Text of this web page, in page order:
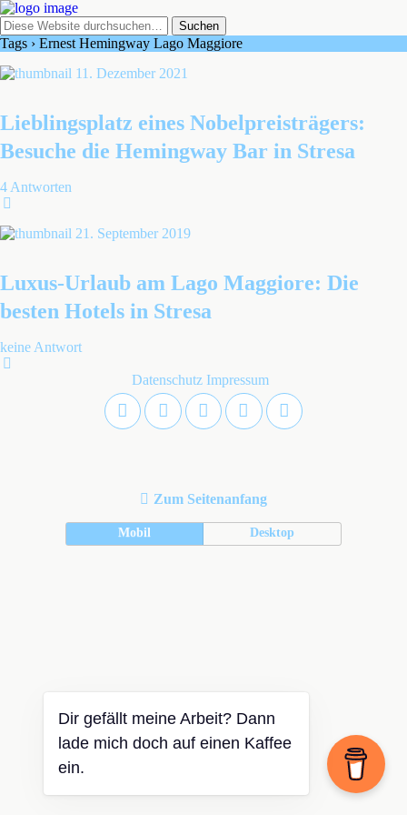
Tags › Ernest Hemingway Lago Maggiore
11. Dezember 2021
Lieblingsplatz eines Nobelpreisträgers:
Besuche die Hemingway Bar in Stresa
4 Antworten
21. September 2019
Luxus-Urlaub am Lago Maggiore: Die
besten Hotels in Stresa
keine Antwort
Datenschutz Impressum
Zum Seitenanfang
Mobil Desktop
Dir gefällt meine Arbeit? Dann
lade mich doch auf einen Kaffee
ein.